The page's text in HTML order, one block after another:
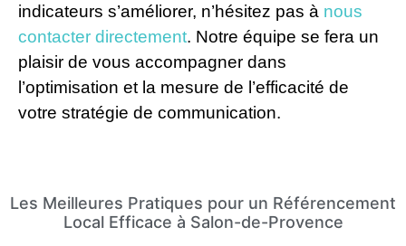
indicateurs s’améliorer, n’hésitez pas à nous
contacter directement. Notre équipe se fera un
plaisir de vous accompagner dans
l’optimisation et la mesure de l’efficacité de
votre stratégie de communication.
Les Meilleures Pratiques pour un Référencement
Local Efficace à Salon-de-Provence